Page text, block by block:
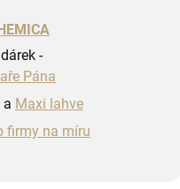
-
Pána
a Maxi lahve
firmy na míru